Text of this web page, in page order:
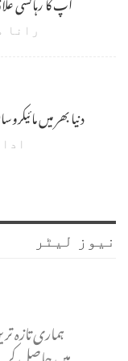
دنیا بھر میں
نیوز لیٹر
ہماری